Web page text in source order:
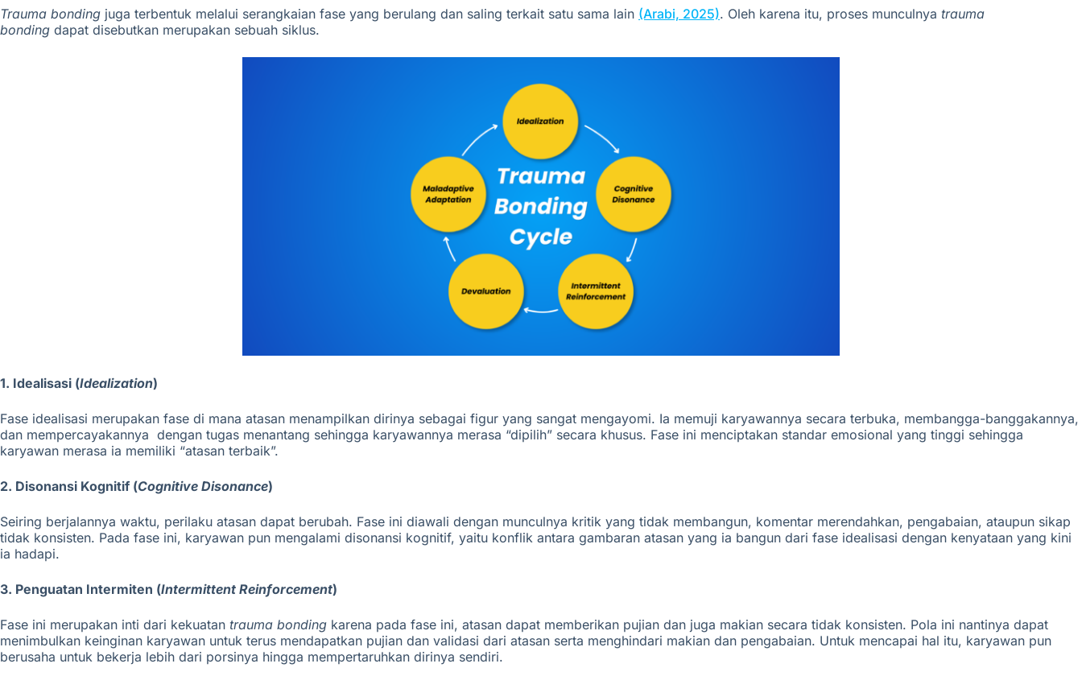
Trauma bonding juga terbentuk melalui serangkaian fase yang berulang dan saling terkait satu sama lain (Arabi, 2025). Oleh karena itu, proses munculnya trauma
bonding dapat disebutkan merupakan sebuah siklus.
1. Idealisasi (Idealization)
Fase idealisasi merupakan fase di mana atasan menampilkan dirinya sebagai figur yang sangat mengayomi. Ia memuji karyawannya secara terbuka, membangga-banggakannya,
dan mempercayakannya dengan tugas menantang sehingga karyawannya merasa “dipilih” secara khusus. Fase ini menciptakan standar emosional yang tinggi sehingga
karyawan merasa ia memiliki “atasan terbaik”.
2. Disonansi Kognitif (Cognitive Disonance)
Seiring berjalannya waktu, perilaku atasan dapat berubah. Fase ini diawali dengan munculnya kritik yang tidak membangun, komentar merendahkan, pengabaian, ataupun sikap
tidak konsisten. Pada fase ini, karyawan pun mengalami disonansi kognitif, yaitu konflik antara gambaran atasan yang ia bangun dari fase idealisasi dengan kenyataan yang kini
ia hadapi.
3. Penguatan Intermiten (Intermittent Reinforcement)
Fase ini merupakan inti dari kekuatan trauma bonding karena pada fase ini, atasan dapat memberikan pujian dan juga makian secara tidak konsisten. Pola ini nantinya dapat
menimbulkan keinginan karyawan untuk terus mendapatkan pujian dan validasi dari atasan serta menghindari makian dan pengabaian. Untuk mencapai hal itu, karyawan pun
berusaha untuk bekerja lebih dari porsinya hingga mempertaruhkan dirinya sendiri.